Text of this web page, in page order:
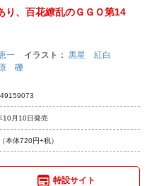
り、百花繚乱のＧＧＯ第14
一 イラスト： 黒星 紅白
礫
10月10日発売
（本体720円+税）
特設サイト